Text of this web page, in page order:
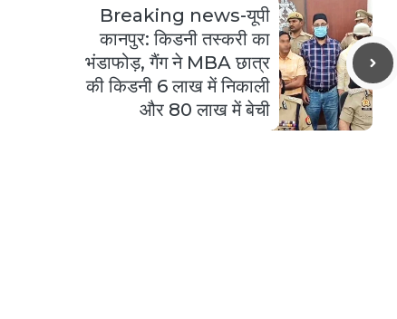
Breaking news-यूपी
कानपुर: किडनी तस्करी का
भंडाफोड़, गैंग ने MBA छात्र
की किडनी 6 लाख में निकाली
और 80 लाख में बेची